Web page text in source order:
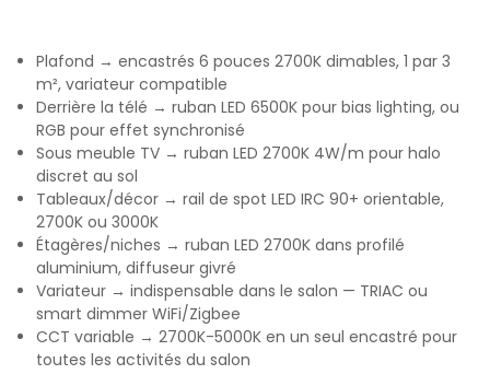
Plafond → encastrés 6 pouces 2700K dimables, 1 par 3
m², variateur compatible
Derrière la télé → ruban LED 6500K pour bias lighting, ou
RGB pour effet synchronisé
Sous meuble TV → ruban LED 2700K 4W/m pour halo
discret au sol
Tableaux/décor → rail de spot LED IRC 90+ orientable,
2700K ou 3000K
Étagères/niches → ruban LED 2700K dans profilé
aluminium, diffuseur givré
Variateur → indispensable dans le salon — TRIAC ou
smart dimmer WiFi/Zigbee
CCT variable → 2700K-5000K en un seul encastré pour
toutes les activités du salon